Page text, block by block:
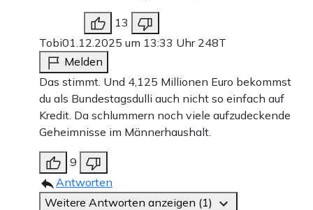
13
Tobi01.12.2025 um 13:33 Uhr 248T
Melden
Das stimmt. Und 4,125 Millionen Euro bekommst
du als Bundestagsdulli auch nicht so einfach auf
Kredit. Da schlummern noch viele aufzudeckende
Geheimnisse im Männerhaushalt.
9
Antworten
Weitere Antworten anzeigen (1)